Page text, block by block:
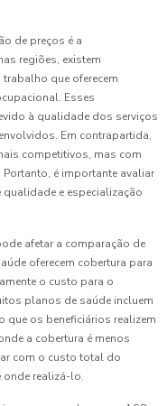
de preços é a
regiões, existem
que oferecem
Esses
à qualidade dos serviços
Em contrapartida,
competitivos, mas com
é importante avaliar
e especialização
afetar a comparação de
oferecem cobertura para
o custo para o
planos de saúde incluem
que os beneficiários realizem
a cobertura é menos
com o custo total do
onde realizá-lo.